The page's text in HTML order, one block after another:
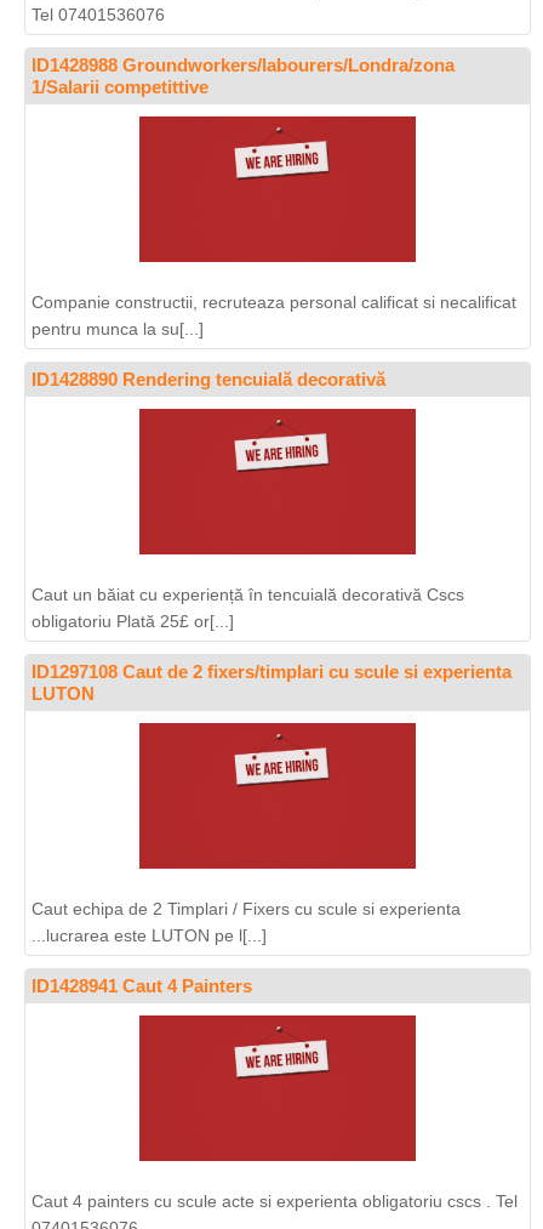
Tel 07401536076
ID1428988 Groundworkers/labourers/Londra/zona
1/Salarii competittive
Companie constructii, recruteaza personal calificat si necalificat
pentru munca la su[...]
ID1428890 Rendering tencuială decorativă
Caut un băiat cu experiență în tencuială decorativă Cscs
obligatoriu Plată 25£ or[...]
ID1297108 Caut de 2 fixers/timplari cu scule si experienta
LUTON
Caut echipa de 2 Timplari / Fixers cu scule si experienta
...lucrarea este LUTON pe l[...]
ID1428941 Caut 4 Painters
Caut 4 painters cu scule acte si experienta obligatoriu cscs . Tel